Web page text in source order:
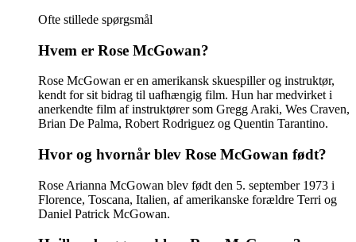
Ofte stillede spørgsmål
Hvem er Rose McGowan?
Rose McGowan er en amerikansk skuespiller og instruktør,
kendt for sit bidrag til uafhængig film. Hun har medvirket i
anerkendte film af instruktører som Gregg Araki, Wes Craven,
Brian De Palma, Robert Rodriguez og Quentin Tarantino.
Hvor og hvornår blev Rose McGowan født?
Rose Arianna McGowan blev født den 5. september 1973 i
Florence, Toscana, Italien, af amerikanske forældre Terri og
Daniel Patrick McGowan.